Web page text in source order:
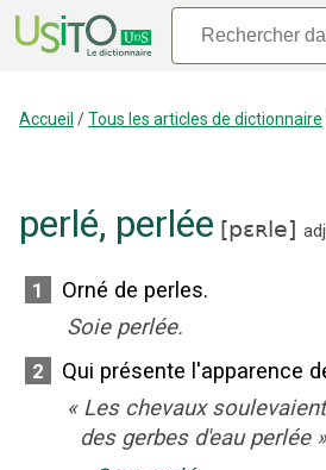
Accueil /Tous les articles de dictionnaire
perlé, perlée [pɛʀle]
1
Orné de perles.
Soie perlée.
2
Qui présente l'apparence
« Les chevaux
des gerbes d'eau perlée »